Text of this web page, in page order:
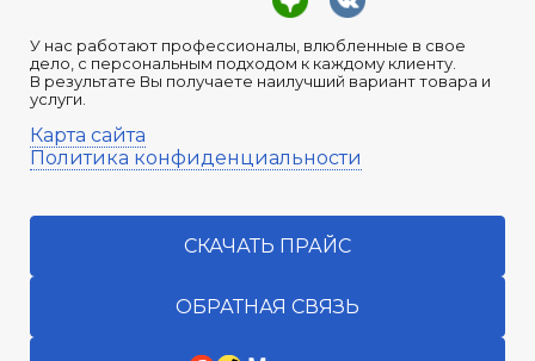
У нас работают профессионалы, влюбленные в свое
дело, с персональным подходом к каждому клиенту.
В результате Вы получаете наилучший вариант товара и
услуги.
Карта сайта
Политика конфиденциальности
СКАЧАТЬ ПРАЙС
ОБРАТНАЯ СВЯЗЬ